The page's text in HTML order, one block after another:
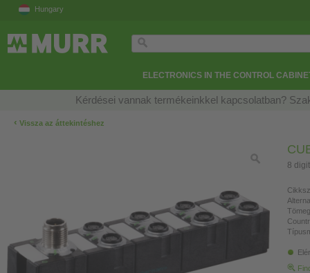
Hungary
ELECTRONICS IN THE CONTROL
Kérdései vannak termékeinkkel kapcsolatban?
‹ Vissza az áttekintéshez
8